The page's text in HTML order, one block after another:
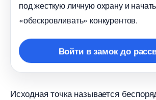
под жесткую личную охрану и начать
«обескровливать» конкурентов.
ойти в замок до
Исходная точка называется